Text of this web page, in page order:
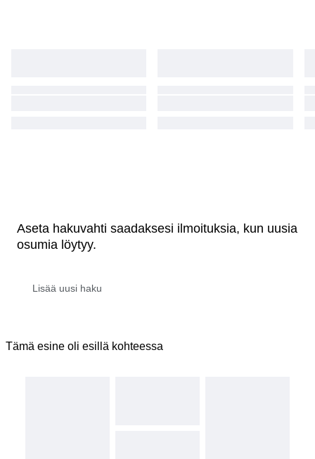
Aseta hakuvahti saadaksesi ilmoituksia, kun uusia
osumia löytyy.
Tämä esine oli esillä kohteessa